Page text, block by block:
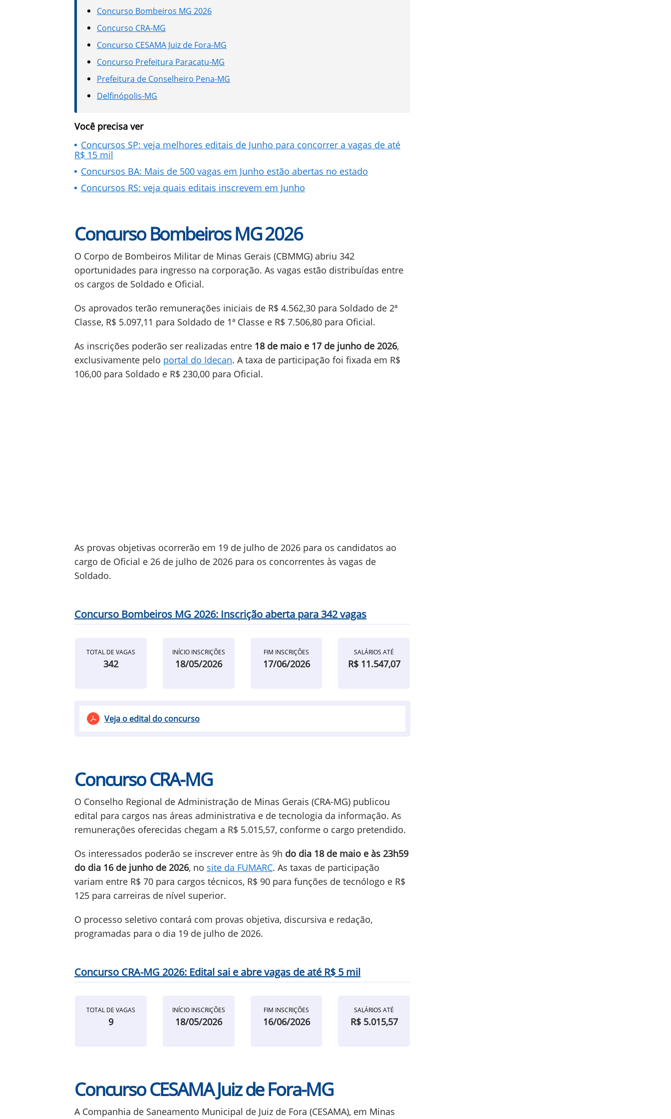
Concurso Bombeiros MG 2026
Concurso CRA-MG
Concurso CESAMA Juiz de Fora-MG
Concurso Prefeitura Paracatu-MG
Prefeitura de Conselheiro Pena-MG
Delfinópolis-MG
Você precisa ver
Concursos SP: veja melhores editais de Junho para concorrer a vagas de até
R$ 15 mil
Concursos BA: Mais de 500 vagas em Junho estão abertas no estado
Concursos RS: veja quais editais inscrevem em Junho
Concurso Bombeiros MG 2026
O Corpo de Bombeiros Militar de Minas Gerais (CBMMG) abriu 342
oportunidades para ingresso na corporação. As vagas estão distribuídas entre
os cargos de Soldado e Oficial.
Os aprovados terão remunerações iniciais de R$ 4.562,30 para Soldado de 2ª
Classe, R$ 5.097,11 para Soldado de 1ª Classe e R$ 7.506,80 para Oficial.
As inscrições poderão ser realizadas entre 18 de maio e 17 de junho de 2026,
exclusivamente pelo portal do Idecan. A taxa de participação foi fixada em R$
106,00 para Soldado e R$ 230,00 para Oficial.
As provas objetivas ocorrerão em 19 de julho de 2026 para os candidatos ao
cargo de Oficial e 26 de julho de 2026 para os concorrentes às vagas de
Soldado.
Concurso Bombeiros MG 2026: Inscrição aberta para 342 vagas
TOTAL DE VAGAS
342
INÍCIO INSCRIÇÕES
18/05/2026
FIM INSCRIÇÕES
17/06/2026
SALÁRIOS ATÉ
R$ 11.547,07
Veja o edital do concurso
Concurso CRA-MG
O Conselho Regional de Administração de Minas Gerais (CRA-MG) publicou
edital para cargos nas áreas administrativa e de tecnologia da informação. As
remunerações oferecidas chegam a R$ 5.015,57, conforme o cargo pretendido.
Os interessados poderão se inscrever entre às 9h do dia 18 de maio e às 23h59
do dia 16 de junho de 2026, no site da FUMARC. As taxas de participação
variam entre R$ 70 para cargos técnicos, R$ 90 para funções de tecnólogo e R$
125 para carreiras de nível superior.
O processo seletivo contará com provas objetiva, discursiva e redação,
programadas para o dia 19 de julho de 2026.
Concurso CRA-MG 2026: Edital sai e abre vagas de até R$ 5 mil
TOTAL DE VAGAS
9
INÍCIO INSCRIÇÕES
18/05/2026
FIM INSCRIÇÕES
16/06/2026
SALÁRIOS ATÉ
R$ 5.015,57
Concurso CESAMA Juiz de Fora-MG
A Companhia de Saneamento Municipal de Juiz de Fora (CESAMA), em Minas